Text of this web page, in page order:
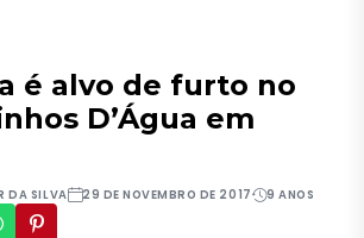
é alvo de furto no
D’Água em
DA SILVA 29 DE NOVEMBRO DE 2017 9 ANOS